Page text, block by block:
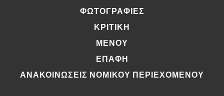
ΦΩΤΟΓΡΑΦΊΕΣ
ΚΡΙΤΙΚΉ
ΜΕΝΟΎ
ΕΠΑΦΉ
ΑΝΑΚΟΙΝΏΣΕΙΣ ΝΟΜΙΚΟΎ ΠΕΡΙΕΧΟΜΈΝΟΥ